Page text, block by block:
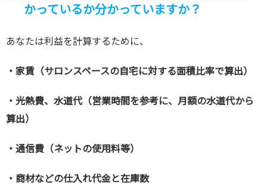
かっているか分かっていますか？
あなたは利益を計算するために、
・家賃（サロンスペースの自宅に対する面積比率で算出）
・光熱費、水道代（営業時間を参考に、月額の水道代から
算出）
・通信費（ネットの使用料等）
・商材などの仕入れ代金と在庫数